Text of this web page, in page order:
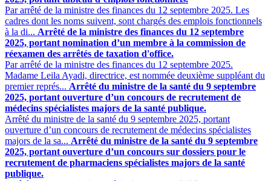
Par arrêté de la ministre des finances du 12 septembre 2025. Les
cadres dont les noms suivent, sont chargés des emplois fonctionnels
à la di... Arrêté de la ministre des finances du 12 septembre
2025, portant nomination d’un membre à la commission de
réexamen des arrêtés de taxation d'office.
Par arrêté de la ministre des finances du 12 septembre 2025.
Madame Leila Ayadi, directrice, est nommée deuxième suppléant du
premier représ... Arrêté du ministre de la santé du 9 septembre
2025, portant ouverture d’un concours de recrutement de
médecins spécialistes majors de la santé publique.
Arrêté du ministre de la santé du 9 septembre 2025, portant
ouverture d’un concours de recrutement de médecins spécialistes
majors de la sa... Arrêté du ministre de la santé du 9 septembre
2025, portant ouverture d’un concours sur dossiers pour le
recrutement de pharmaciens spécialistes majors de la santé
publique.